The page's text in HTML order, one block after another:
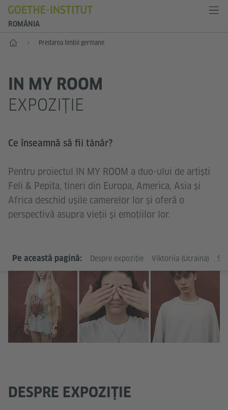
ROMÂNIA
Start Predarea limbii germane
IN MY ROOM
EXPOZIȚIE
Ce înseamnă să fii tânăr?
Pentru proiectul IN MY ROOM a duo-ului de artiști
Feli & Pepita, tineri din Europa, America, Asia și
Africa deschid ușile camerelor lor și oferă o
perspectivă asupra vieții și emoțiilor lor.
Pe această pagină: Despre expoziție Viktoriia (Ucraina)
DESPRE EXPOZIȚIE